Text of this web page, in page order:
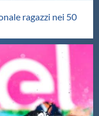
ragazzi nei 50